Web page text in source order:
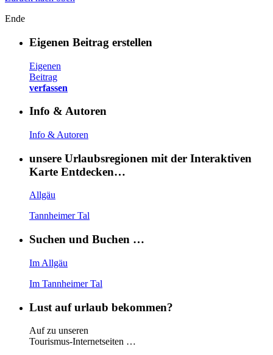
Ende
Eigenen Beitrag erstellen
Eigenen
Beitrag
verfassen
Info & Autoren
Info & Autoren
unsere Urlaubsregionen mit der Interaktiven
Karte Entdecken…
Allgäu
Tannheimer Tal
Suchen und Buchen …
Im Allgäu
Im Tannheimer Tal
Lust auf urlaub bekommen?
Auf zu unseren
Tourismus-Internetseiten …